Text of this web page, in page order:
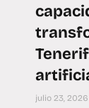
julio 23, 2026